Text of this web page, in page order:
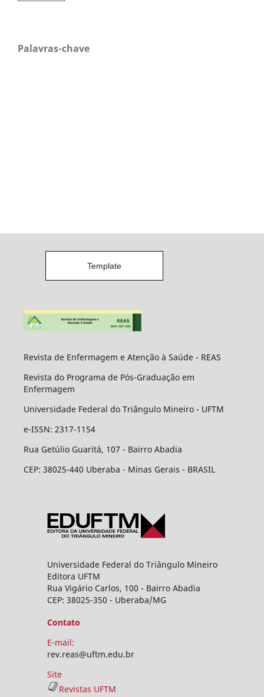
Palavras-chave
Template
Revista de Enfermagem e Atenção à Saúde - REAS
Revista do Programa de Pós-Graduação em
Enfermagem
Universidade Federal do Triângulo Mineiro - UFTM
e-ISSN: 2317-1154
Rua Getúlio Guaritá, 107 - Bairro Abadia
CEP: 38025-440 Uberaba - Minas Gerais - BRASIL
Universidade Federal do Triângulo Mineiro
Editora UFTM
Rua Vigário Carlos, 100 - Bairro Abadia
CEP: 38025-350 - Uberaba/MG
Contato
E-mail:
rev.reas@uftm.edu.br
Site
Revistas UFTM